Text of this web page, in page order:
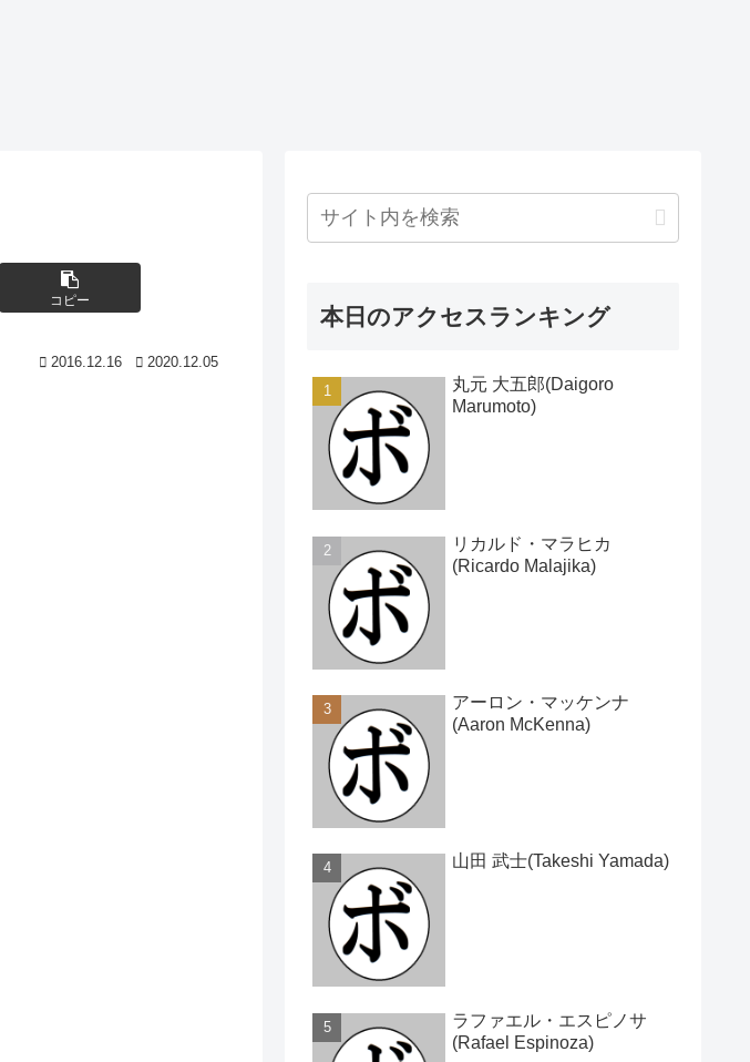
コピー
2016.12.16 2020.12.05
本日のアクセスランキング
丸元 大五郎(Daigoro
Marumoto)
リカルド・マラヒカ
(Ricardo Malajika)
アーロン・マッケンナ
(Aaron McKenna)
山田 武士(Takeshi Yamada)
ラファエル・エスピノサ
(Rafael Espinoza)